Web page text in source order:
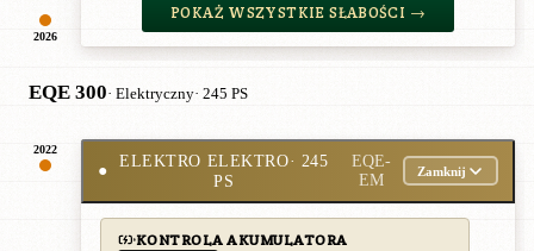
2026
POKAŻ WSZYSTKIE SŁABOŚCI →
EQE 300· Elektryczny· 245 PS
2022
●
ELEKTRO ELEKTRO· 245
PS
EQE-
EM
Zamknij
KONTROLA AKUMULATORA